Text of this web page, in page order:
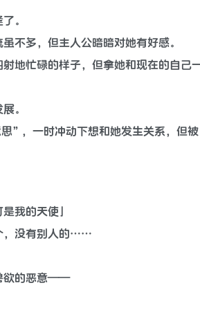
。
不多，但主人公暗暗对她有好感。
地忙碌的样子，但拿她和现在的自己
。
”，一时冲动下想和她发生关系，但被
我的天使」
，没有别人的……
欲的恶意——